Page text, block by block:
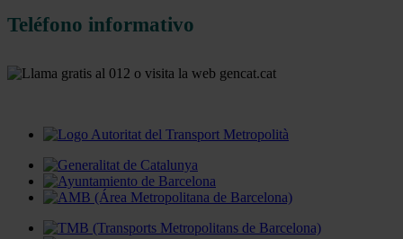
Teléfono informativo